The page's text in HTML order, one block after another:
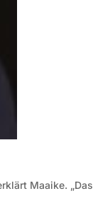
Maaike. „Das